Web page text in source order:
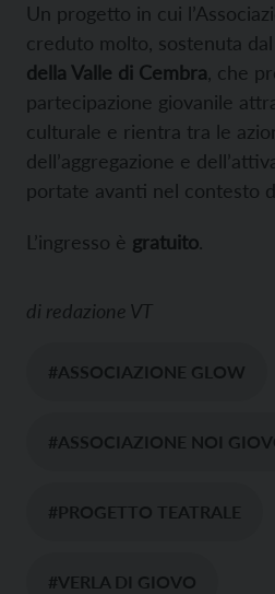
Un progetto in cui
creduto molto, sostenuta dal
della Valle di Cembra , che
partecipazione giovanile
culturale e rientra tra le
dell’aggregazione e
portate avanti nel contesto
L’ingresso è gratuito.
di redazione VT
#ASSOCIAZIONE GLOW
#ASSOCIAZIONE NOI
#PROGETTO TEATRALE
#VERLA DI GIOVO